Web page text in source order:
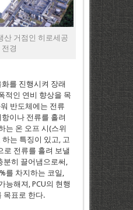
산 거점인 히로세공
전경
를 진행시켜 장래
적인 연비 향상을 목
반도체에는 전류
이나 전류를 흘려
는 온 오프 시(스위
는 특징이 있고, 고
로 전류를 흘려 보낼
분히 끌어냄으로써,
를 차지하는 코일,
능해져, PCU의 현행
목표로 한다.